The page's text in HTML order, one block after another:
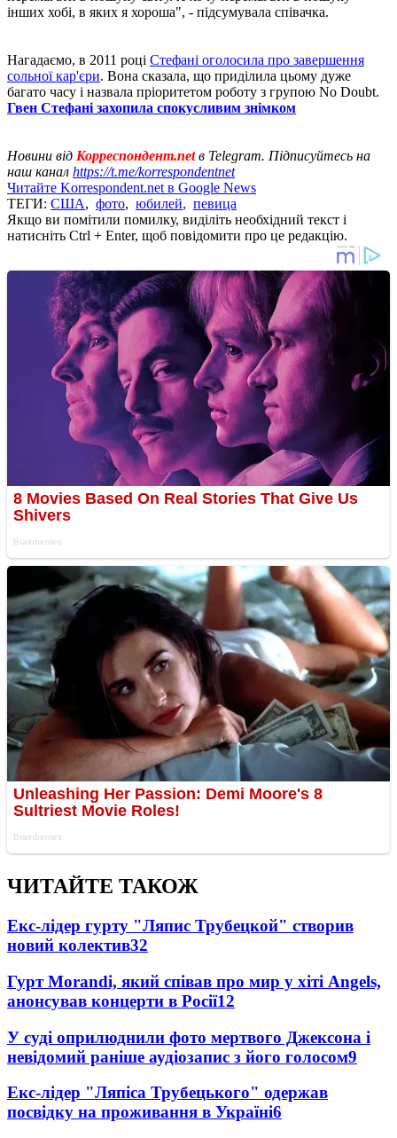
інших хобі, в яких я хороша", - підсумувала співачка.
Нагадаємо, в 2011 році Стефані оголосила про завершення
сольної кар'єри. Вона сказала, що приділила цьому дуже
багато часу і назвала пріоритетом роботу з групою No Doubt.
Гвен Стефані захопила спокусливим знімком
Новини від Корреспондент.netв Telegram. Підписуйтесь на
наш канал https://t.me/korrespondentnet
Читайте Korrespondent.net в Google News
ТЕГИ: США, фото, юбилей, певица
Якщо ви помітили помилку, виділіть необхідний текст і
натисніть Ctrl + Enter, щоб повідомити про це редакцію.
ЧИТАЙТЕ ТАКОЖ
Екс-лідер гурту "Ляпис Трубецкой" створив
новий колектив32
Гурт Morandi, який співав про мир у хіті Angels,
анонсував концерти в Росії12
У суді оприлюднили фото мертвого Джексона і
невідомий раніше аудіозапис з його голосом9
Екс-лідер "Ляпіса Трубецького" одержав
посвідку на проживання в Україні6